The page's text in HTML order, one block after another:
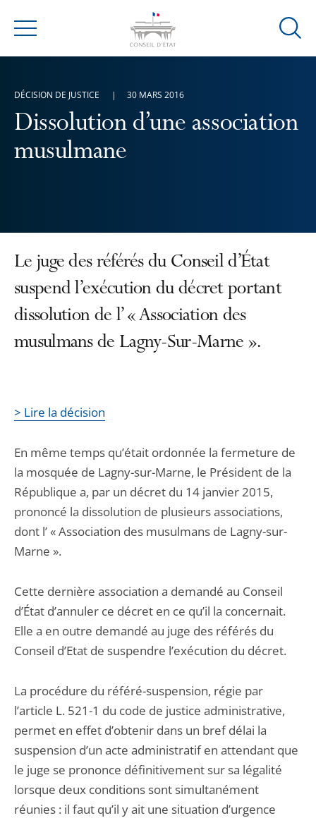
Menu
Ouvrir
Dissolution d’une association
musulmane
DÉCISION DE JUSTICE 30 MARS 2016
Le juge des référés du Conseil d’État
suspend l’exécution du décret portant
dissolution de l’ « Association des
musulmans de Lagny-Sur-Marne ».
> Lire la décision
En même temps qu’était ordonnée la fermeture de
la mosquée de Lagny-sur-Marne, le Président de la
République a, par un décret du 14 janvier 2015,
prononcé la dissolution de plusieurs associations,
dont l’ « Association des musulmans de Lagny-sur-
Marne ».
Cette dernière association a demandé au Conseil
d’État d’annuler ce décret en ce qu’il la concernait.
Elle a en outre demandé au juge des référés du
Conseil d’Etat de suspendre l’exécution du décret.
La procédure du référé-suspension, régie par
l’article L. 521-1 du code de justice administrative,
permet en effet d’obtenir dans un bref délai la
suspension d’un acte administratif en attendant que
le juge se prononce définitivement sur sa légalité
lorsque deux conditions sont simultanément
réunies : il faut qu’il y ait une situation d’urgence